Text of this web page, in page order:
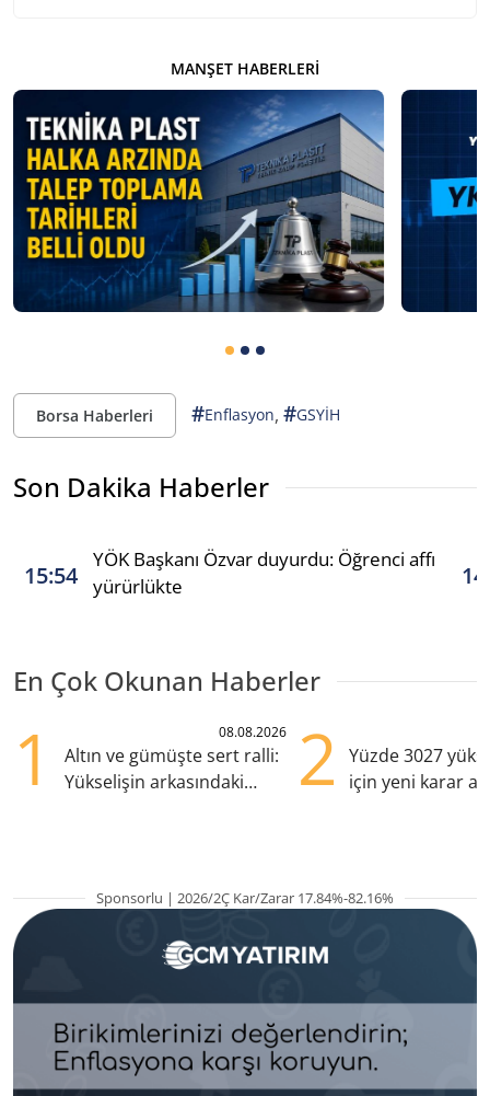
MANŞET HABERLERI
Borsa Haberleri #Enflasyon, #GSYİH
Son Dakika Haberler
15:54
YÖK Başkanı Özvar duyurdu: Öğrenci affı
yürürlükte
En Çok Okunan Haberler
1 08.08.2026
Altın ve gümüşte sert ralli:
Yükselişin arkasındaki
2
Yüzde 3027
için yeni karar
Sponsorlu | 2026/2Ç Kar/Zarar 17.84%-82.16%